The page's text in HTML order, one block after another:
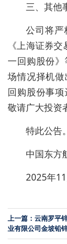
三、其他
公司将严
《上海证券
一回购股份
场情况择机
回购股份事
敬请广大投资
特此公告。
中国东方
2025年
上一篇：云南罗平
业有限公司金坡铅